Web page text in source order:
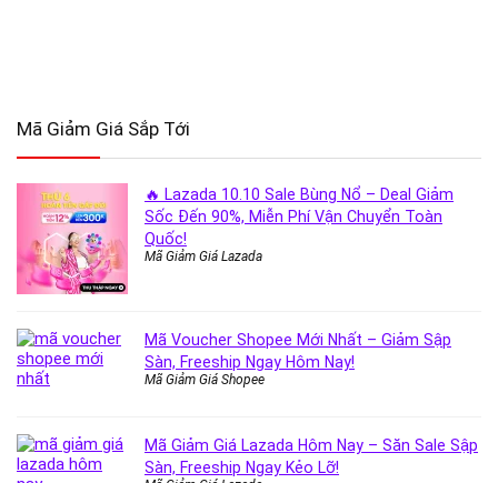
Mã Giảm Giá Sắp Tới
🔥 Lazada 10.10 Sale Bùng Nổ – Deal Giảm
Sốc Đến 90%, Miễn Phí Vận Chuyển Toàn
Quốc!
Mã Giảm Giá Lazada
Mã Voucher Shopee Mới Nhất – Giảm Sập
Sàn, Freeship Ngay Hôm Nay!
Mã Giảm Giá Shopee
Mã Giảm Giá Lazada Hôm Nay – Săn Sale Sập
Sàn, Freeship Ngay Kẻo Lỡ!